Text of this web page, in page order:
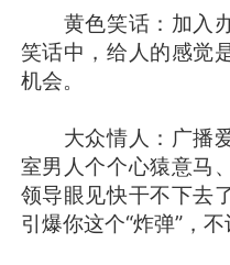
黄色笑话：加入办
笑话中，给人的感觉
机会。
大众情人：广播爱
室男人个个心猿意马
领导眼见快干不下去
引爆你这个“炸弹”，不